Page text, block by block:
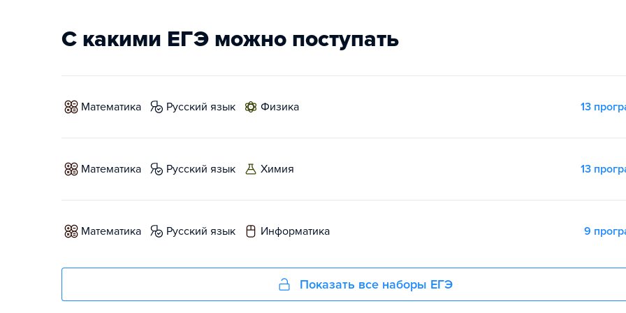
С какими ЕГЭ можно поступать
математика русский язык физика 13
математика русский язык химия 13
математика русский язык информатика 9
Показать все наборы ЕГЭ